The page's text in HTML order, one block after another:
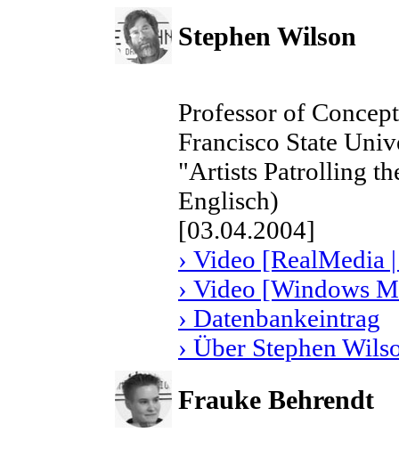
Stephen Wilson
Professor of
Francisco State
"Artists Patrolling
Englisch)
[03.04.2004]
› Video [RealMedia
› Video [Windows
› Datenbankeintrag
› Über Stephen
Frauke Behrendt